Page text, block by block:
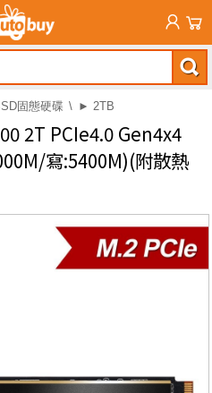
固態硬碟 ► 2TB
2T PCIe4.0 Gen4x4
寫:5400M)(附散熱